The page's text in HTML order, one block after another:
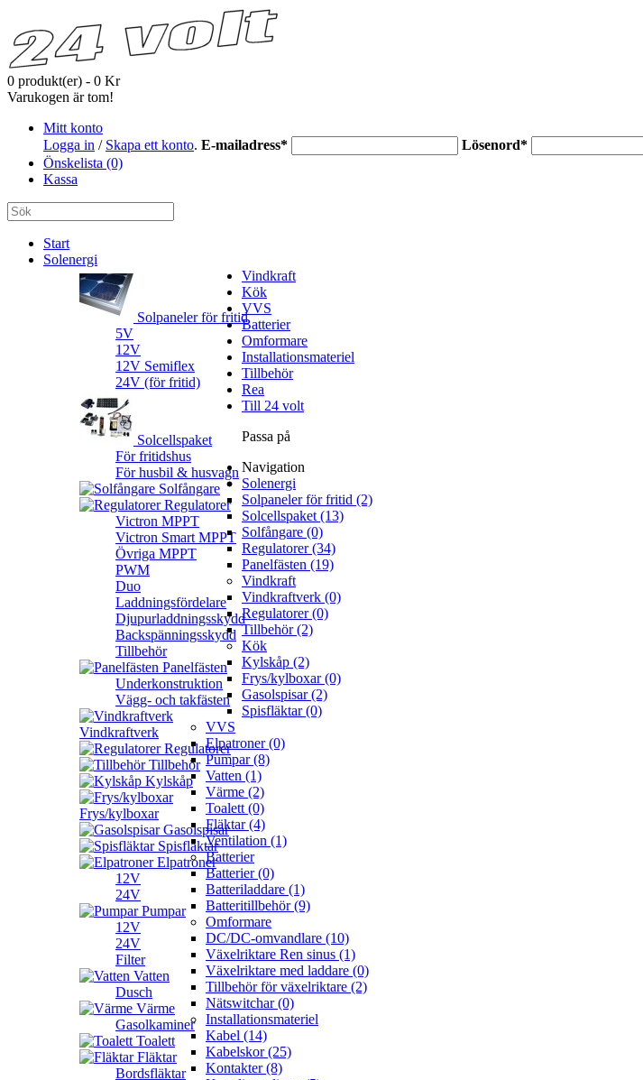
0 produkt(er) - 0 Kr
Varukogen är tom!
Mitt konto
Logga in / Skapa ett konto. E-mailadress* Lösenord*
Önskelista (0)
Kassa
Start
Solenergi
Solpaneler för fritid
5V
12V
12V Semiflex
24V (för fritid)
Solcellspaket
För fritidshus
För husbil & husvagn
Solfångare
Regulatorer
Victron MPPT
Victron Smart MPPT
Övriga MPPT
PWM
Duo
Laddningsfördelare
Djupurladdningsskydd
Backspänningsskydd
Tillbehör
Panelfästen
Underkonstruktion
Vägg- och takfästen
Vindkraft
Vindkraftverk
Regulatorer
Tillbehör
Kök
Kylskåp
Frys/kylboxar
Gasolspisar
Spisfläktar
VVS
Elpatroner
12V
24V
Pumpar
12V
24V
Filter
Vatten
Dusch
Värme
Gasolkaminer
Toalett
Fläktar
Bordsfläktar
Batterier
Omformare
Installationsmateriel
Tillbehör
Rea
Till 24 volt
Passa på
Navigation
Solenergi
Solpaneler för fritid (2)
Solcellspaket (13)
Solfångare (0)
Regulatorer (34)
Panelfästen (19)
Vindkraft
Vindkraftverk (0)
Regulatorer (0)
Tillbehör (2)
Kök
Kylskåp (2)
Frys/kylboxar (0)
Gasolspisar (2)
Spisfläktar (0)
VVS
Elpatroner (0)
Pumpar (8)
Vatten (1)
Värme (2)
Toalett (0)
Fläktar (4)
Ventilation (1)
Batterier
Batterier (0)
Batteriladdare (1)
Batteritillbehör (9)
Omformare
DC/DC-omvandlare (10)
Växelriktare Ren sinus (1)
Växelriktare med laddare (0)
Tillbehör för växelriktare (2)
Nätswitchar (0)
Installationsmateriel
Kabel (14)
Kabelskor (25)
Kontakter (8)